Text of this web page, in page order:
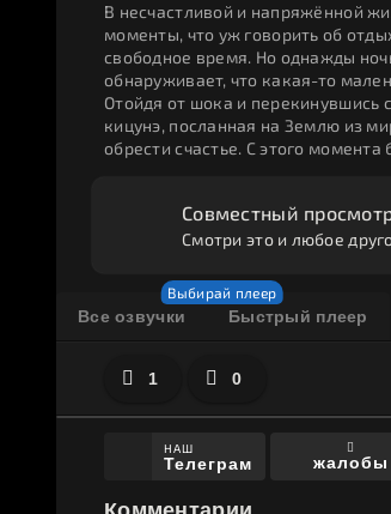
В несчастливой и напряжённой
моменты, что уж говорить об
свободное время. Но однажды
обнаруживает, что какая-то
Отойдя от шока и
кицунэ, посланная на Землю из
обрести счастье. С этого
Совместный
Смотри это и любое
Все озвучки Быстрый плеер
1 0
НАШ
Телеграм жалобы